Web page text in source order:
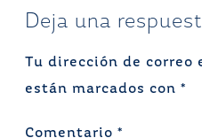
Deja una
Tu dirección de correo
están marcados con *
Comentario *